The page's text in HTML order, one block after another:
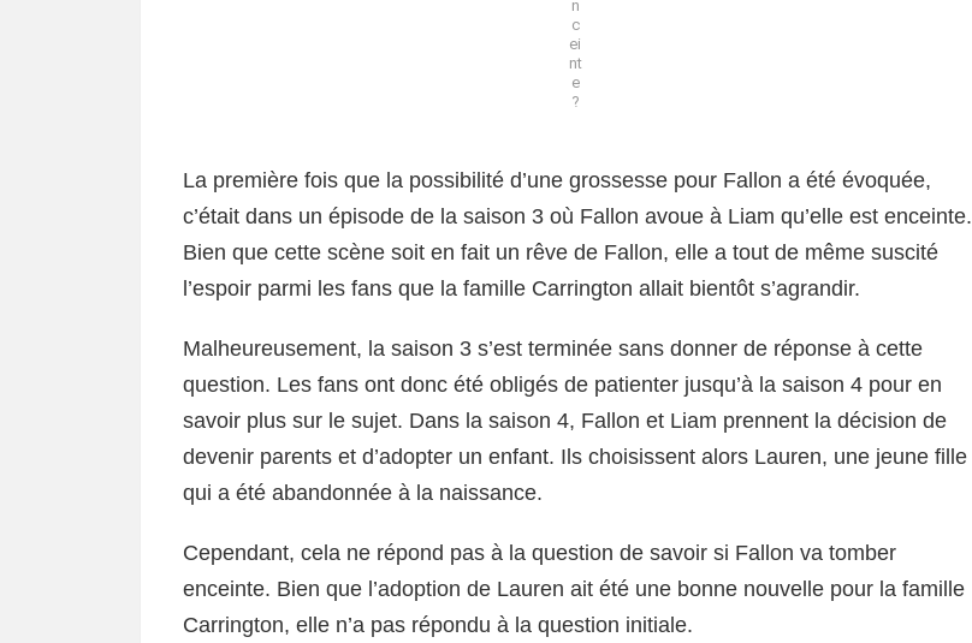
n
c
ei
nt
e
?
La première fois que la possibilité d’une grossesse pour Fallon a été évoquée,
c’était dans un épisode de la saison 3 où Fallon avoue à Liam qu’elle est enceinte.
Bien que cette scène soit en fait un rêve de Fallon, elle a tout de même suscité
l’espoir parmi les fans que la famille Carrington allait bientôt s’agrandir.
Malheureusement, la saison 3 s’est terminée sans donner de réponse à cette
question. Les fans ont donc été obligés de patienter jusqu’à la saison 4 pour en
savoir plus sur le sujet. Dans la saison 4, Fallon et Liam prennent la décision de
devenir parents et d’adopter un enfant. Ils choisissent alors Lauren, une jeune fille
qui a été abandonnée à la naissance.
Cependant, cela ne répond pas à la question de savoir si Fallon va tomber
enceinte. Bien que l’adoption de Lauren ait été une bonne nouvelle pour la famille
Carrington, elle n’a pas répondu à la question initiale.